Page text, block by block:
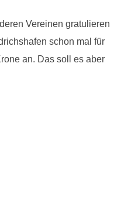
Vereinen gratulieren
schon mal für
an. Das soll es aber